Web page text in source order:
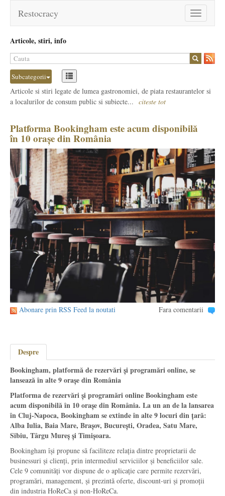
Toggle
navigation
Restocracy
Articole, stiri, info
Subcategorii
Articole si stiri legate de lumea gastronomiei, de piata restaurantelor si
a localurilor de consum public si subiecte... citeste tot
Platforma Bookingham este acum disponibilă
în 10 orașe din România
Abonare prin RSS Feed la noutati Fara comentarii
Despre
Bookingham, platformă de rezervări și programări online, se
lansează în alte 9 orașe din România
Platforma de rezervări și programări online Bookingham este
acum disponibilă în 10 orașe din România. La un an de la lansarea
în Cluj-Napoca, Bookingham se extinde în alte 9 locuri din țară:
Alba Iulia, Baia Mare, Brașov, București, Oradea, Satu Mare,
Sibiu, Târgu Mureș și Timișoara.
Bookingham își propune să faciliteze relația dintre proprietarii de
businessuri și clienți, prin intermediul serviciilor și beneficiilor sale.
Cele 9 comunități vor dispune de o aplicație care permite rezervări,
programări, management, și prezintă oferte, discount-uri și promoții
din industria HoReCa și non-HoReCa.